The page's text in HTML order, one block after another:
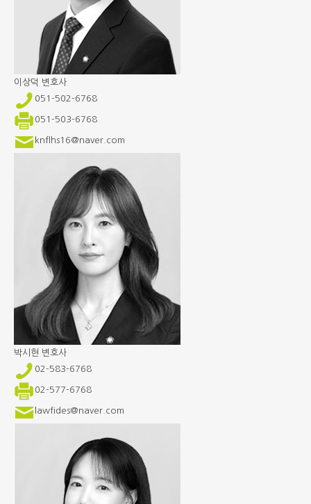
이상덕 변호사
051-502-6768
051-503-6768
knflhs16@naver.com
박시현 변호사
02-583-6768
02-577-6768
lawfides@naver.com